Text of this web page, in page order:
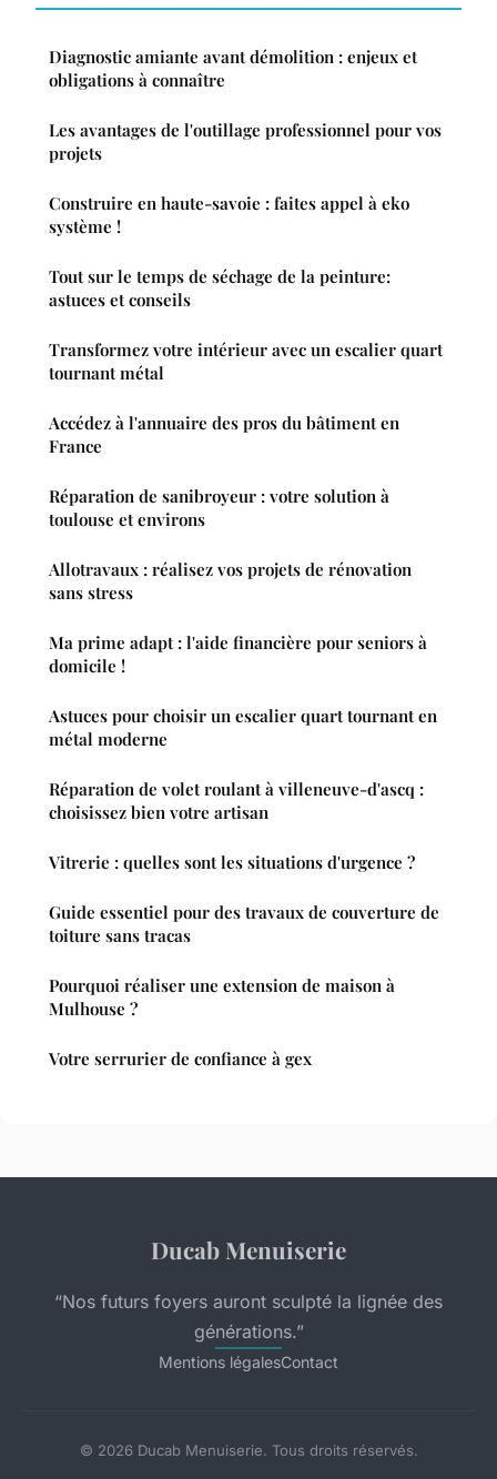
Diagnostic amiante avant démolition : enjeux et
obligations à connaître
Les avantages de l'outillage professionnel pour vos
projets
Construire en haute-savoie : faites appel à eko
système !
Tout sur le temps de séchage de la peinture:
astuces et conseils
Transformez votre intérieur avec un escalier quart
tournant métal
Accédez à l'annuaire des pros du bâtiment en
France
Réparation de sanibroyeur : votre solution à
toulouse et environs
Allotravaux : réalisez vos projets de rénovation
sans stress
Ma prime adapt : l'aide financière pour seniors à
domicile !
Astuces pour choisir un escalier quart tournant en
métal moderne
Réparation de volet roulant à villeneuve-d'ascq :
choisissez bien votre artisan
Vitrerie : quelles sont les situations d'urgence ?
Guide essentiel pour des travaux de couverture de
toiture sans tracas
Pourquoi réaliser une extension de maison à
Mulhouse ?
Votre serrurier de confiance à gex
Ducab Menuiserie
“Nos futurs foyers auront sculpté la lignée des
générations.”
Mentions légalesContact
© 2026 Ducab Menuiserie. Tous droits réservés.